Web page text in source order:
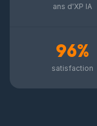
ans d'XP IA
96%
satisfaction